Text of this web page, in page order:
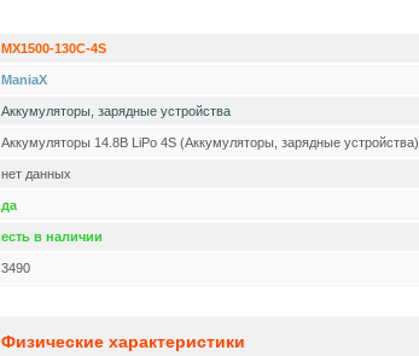
MX1500-130C-4S
ManiaX
Аккумуляторы, зарядные устройства
Аккумуляторы 14.8В LiPo 4S (Аккумуляторы, зарядные устройства)
нет данных
да
есть в наличии
3490
Физические характеристики